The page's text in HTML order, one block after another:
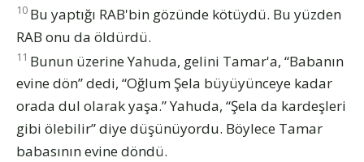
10 Bu yaptığı RAB'bin gözünde kötüydü. Bu yüzden
RAB onu da öldürdü.
11 Bunun üzerine Yahuda, gelini Tamar'a, “Babanın
evine dön” dedi, “Oğlum Şela büyüyünceye kadar
orada dul olarak yaşa.” Yahuda, “Şela da kardeşleri
gibi ölebilir” diye düşünüyordu. Böylece Tamar
babasının evine döndü.